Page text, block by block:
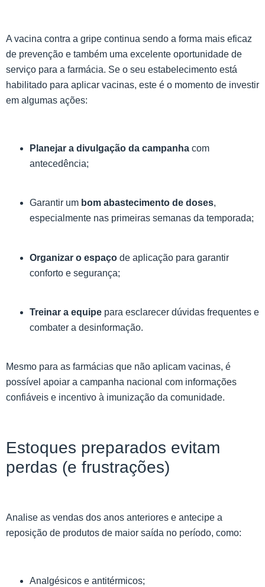
A vacina contra a gripe continua sendo a forma mais eficaz
de prevenção e também uma excelente oportunidade de
serviço para a farmácia. Se o seu estabelecimento está
habilitado para aplicar vacinas, este é o momento de investir
em algumas ações:
Planejar a divulgação da campanha com
antecedência;
Garantir um bom abastecimento de doses,
especialmente nas primeiras semanas da temporada;
Organizar o espaço de aplicação para garantir
conforto e segurança;
Treinar a equipe para esclarecer dúvidas frequentes e
combater a desinformação.
Mesmo para as farmácias que não aplicam vacinas, é
possível apoiar a campanha nacional com informações
confiáveis e incentivo à imunização da comunidade.
Estoques preparados evitam
perdas (e frustrações)
Analise as vendas dos anos anteriores e antecipe a
reposição de produtos de maior saída no período, como:
Analgésicos e antitérmicos;